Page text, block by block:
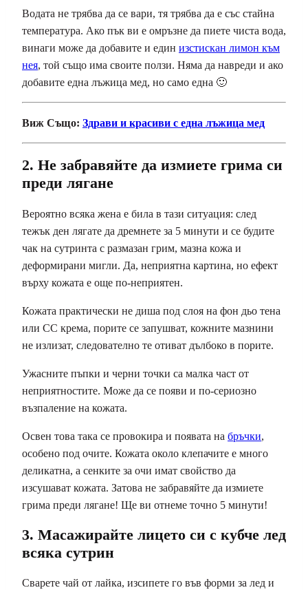
Водата не трябва да се вари, тя трябва да е със стайна
температура. Ако пък ви е омръзне да пиете чиста вода,
винаги може да добавите и един изстискан лимон към
нея, той също има своите ползи. Няма да навреди и ако
добавите една лъжица мед, но само една 🙂
Виж Също: Здрави и красиви с една лъжица мед
2. Не забравяйте да измиете грима си
преди лягане
Вероятно всяка жена е била в тази ситуация: след
тежък ден лягате да дремнете за 5 минути и се будите
чак на сутринта с размазан грим, мазна кожа и
деформирани мигли. Да, неприятна картина, но ефект
върху кожата е още по-неприятен.
Кожата практически не диша под слоя на фон дьо тена
или CC крема, порите се запушват, кожните мазнини
не излизат, следователно те отиват дълбоко в порите.
Ужасните пъпки и черни точки са малка част от
неприятностите. Може да се появи и по-сериозно
възпаление на кожата.
Освен това така се провокира и появата на бръчки,
особено под очите. Кожата около клепачите е много
деликатна, а сенките за очи имат свойство да
изсушават кожата. Затова не забравяйте да измиете
грима преди лягане! Ще ви отнеме точно 5 минути!
3. Масажирайте лицето си с кубче лед
всяка сутрин
Сварете чай от лайка, изсипете го във форми за лед и